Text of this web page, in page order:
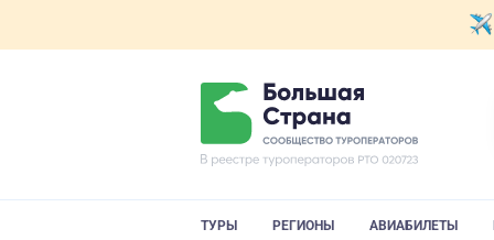
ТУРЫ РЕГИОНЫ АВИАБИЛЕТЫ